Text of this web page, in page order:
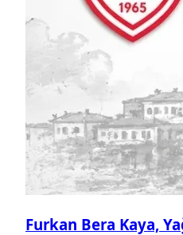
Furkan Bera Kaya,